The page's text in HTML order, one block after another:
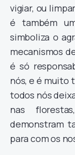
vigiar, ou
é também
simboliza o
mecanismos
é só
nós, e é muito
todos nós
nas
demonstram
para com os